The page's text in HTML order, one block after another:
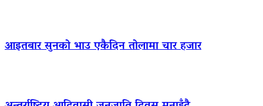
आइतबार सुनको भाउ एकैदिन तोलामा चार हजार